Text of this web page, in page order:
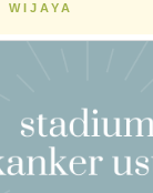
WIJAYA